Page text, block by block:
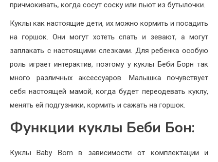
причмокивать, когда сосут соску или пьют из бутылочки.
Куклы как настоящие дети, их можно кормить и посадить
на горшок. Они могут хотеть спать и зевают, а могут
заплакать с настоящими слезками. Для ребенка особую
роль играет интерактив, поэтому у куклы Беби Борн так
много различных аксессуаров. Малышка почувствует
себя настоящей мамой, когда будет переодевать куклу,
менять ей подгузники, кормить и сажать на горшок.
Функции куклы Беби Бон:
Куклы Baby Born в зависимости от комплектации и